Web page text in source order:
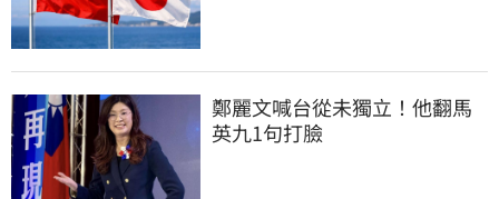
鄭麗文喊台從未獨立！他翻馬
英九1句打臉